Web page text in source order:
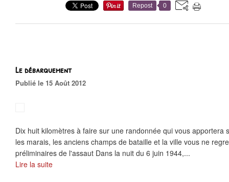
Repost 0
Le débarquement
Publié le 15 Août 2012
Dix huit kilomètres à faire sur une randonnée qui vous apportera
les marais, les anciens champs de bataille et la ville vous ne
préliminaires de l'assaut Dans la nuit du 6 juin 1944,...
Lire la suite